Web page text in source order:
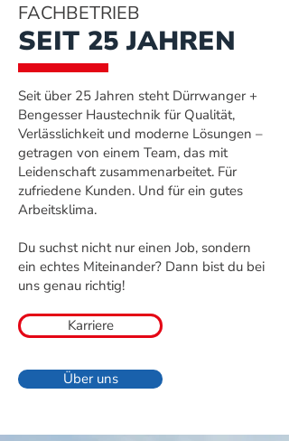
FACHBETRIEB
SEIT 25 JAHREN
Seit über 25 Jahren steht Dürrwanger +
Bengesser Haustechnik für Qualität,
Verlässlichkeit und moderne Lösungen –
getragen von einem Team, das mit
Leidenschaft zusammenarbeitet. Für
zufriedene Kunden. Und für ein gutes
Arbeitsklima.
Du suchst nicht nur einen Job, sondern
ein echtes Miteinander? Dann bist du bei
uns genau richtig!
Karriere
Über uns